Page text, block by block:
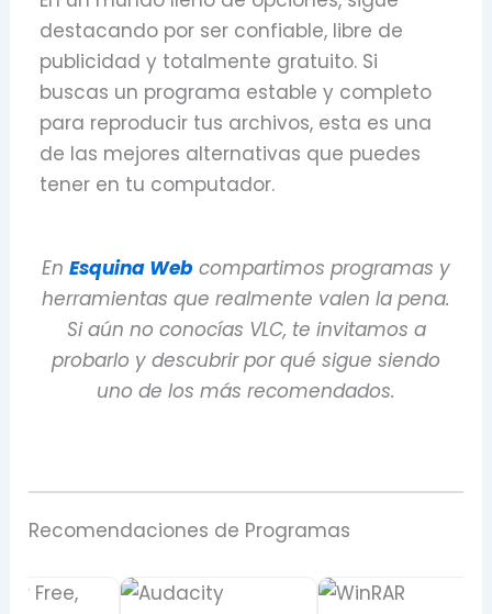
destacando por ser confiable, libre de
publicidad y totalmente gratuito. Si
buscas un programa estable y completo
para reproducir tus archivos, esta es una
de las mejores alternativas que puedes
tener en tu computador.
En Esquina Web compartimos programas y
herramientas que realmente valen la pena.
Si aún no conocías VLC, te invitamos a
probarlo y descubrir por qué sigue siendo
uno de los más recomendados.
Recomendaciones de Programas